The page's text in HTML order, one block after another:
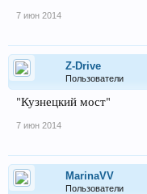
7 июн 2014
Z-Drive
Пользователи
"Кузнецкий мост"
7 июн 2014
MarinaVV
Пользователи